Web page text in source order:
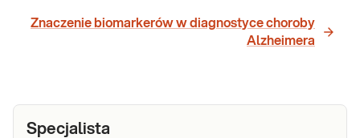
Znaczenie biomarkerów w diagnostyce choroby
Alzheimera
Specjalista